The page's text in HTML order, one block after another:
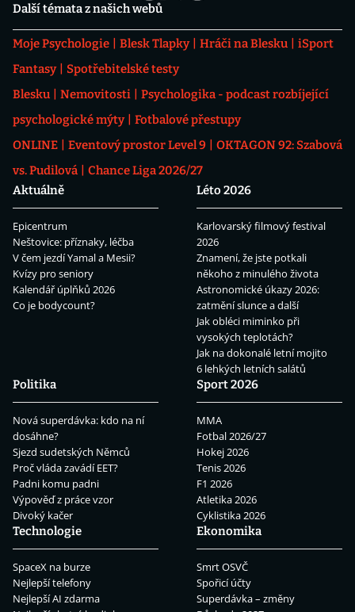
Další témata z našich webů
Moje Psychologie Blesk Tlapky Hráči na Blesku
iSport
Fantasy
Spotřebitelské testy
Blesku
Nemovitosti
Psychologika - podcast rozbíjející
psychologické mýty
Fotbalové přestupy
ONLINE
Eventový prostor Level 9
OKTAGON 92: Szabová
vs. Pudilová
Chance Liga 2026/27
Aktuálně
Epicentrum
Neštovice: příznaky, léčba
V čem jezdí Yamal a Mesii?
Kvízy pro seniory
Kalendář úplňků 2026
Co je bodycount?
Léto 2026
Karlovarský filmový festival
2026
Znamení, že jste potkali
někoho z minulého života
Astronomické úkazy 2026:
zatmění slunce a další
Jak obléci miminko při
vysokých teplotách?
Jak na dokonalé letní mojito
6 lehkých letních salátů
Politika
Nová superdávka: kdo na ní
dosáhne?
Sjezd sudetských Němců
Proč vláda zavádí EET?
Padni komu padni
Výpověď z práce vzor
Divoký kačer
Sport 2026
MMA
Fotbal 2026/27
Hokej 2026
Tenis 2026
F1 2026
Atletika 2026
Cyklistika 2026
Technologie
SpaceX na burze
Nejlepší telefony
Nejlepší AI zdarma
Ekonomika
Smrt OSVČ
Spořicí účty
Superdávka – změny